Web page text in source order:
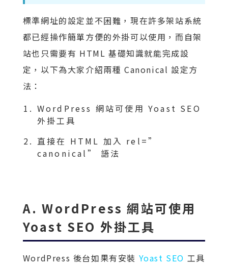
標準網址的設定並不困難，現在許多架站系統
都已經操作簡單方便的外掛可以使用，而自架
站也只需要有 HTML 基礎知識就能完成設
定，以下為大家介紹兩種 Canonical 設定方
法：
WordPress 網站可使用 Yoast SEO
外掛工具
直接在 HTML 加入 rel=”
canonical” 語法
A. WordPress 網站可使用
Yoast SEO 外掛工具
WordPress 後台如果有安裝​​ Yoast SEO 工具